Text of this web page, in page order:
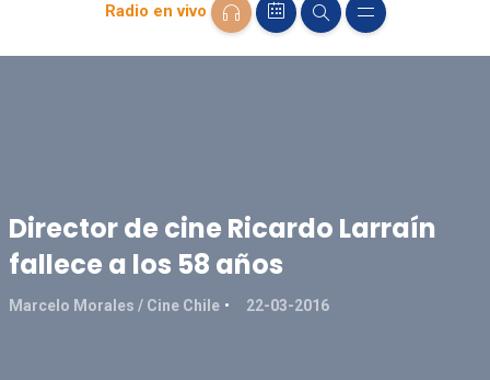
Radio en vivo
Director de cine Ricardo Larraín
fallece a los 58 años
Marcelo Morales / Cine Chile 22-03-2016